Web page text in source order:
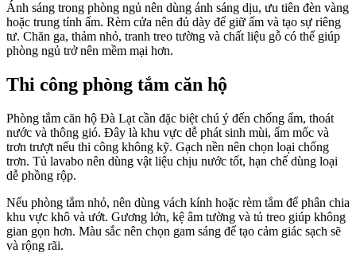
Ánh sáng trong phòng ngủ nên dùng ánh sáng dịu, ưu tiên đèn vàng
hoặc trung tính ấm. Rèm cửa nên đủ dày để giữ ấm và tạo sự riêng
tư. Chăn ga, thảm nhỏ, tranh treo tường và chất liệu gỗ có thể giúp
phòng ngủ trở nên mềm mại hơn.
Thi công phòng tắm căn hộ
Phòng tắm căn hộ Đà Lạt cần đặc biệt chú ý đến chống ẩm, thoát
nước và thông gió. Đây là khu vực dễ phát sinh mùi, ẩm mốc và
trơn trượt nếu thi công không kỹ. Gạch nền nên chọn loại chống
trơn. Tủ lavabo nên dùng vật liệu chịu nước tốt, hạn chế dùng loại
dễ phồng rộp.
Nếu phòng tắm nhỏ, nên dùng vách kính hoặc rèm tắm để phân chia
khu vực khô và ướt. Gương lớn, kệ âm tường và tủ treo giúp không
gian gọn hơn. Màu sắc nên chọn gam sáng để tạo cảm giác sạch sẽ
và rộng rãi.